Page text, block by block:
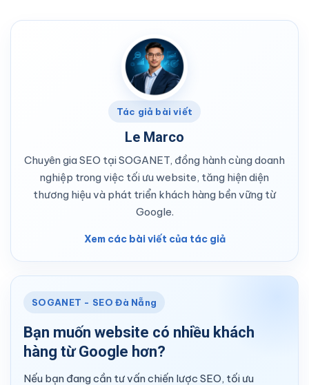
Tác giả bài viết
Le Marco
Chuyên gia SEO tại SOGANET, đồng hành cùng doanh
nghiệp trong việc tối ưu website, tăng hiện diện
thương hiệu và phát triển khách hàng bền vững từ
Google.
Xem các bài viết của tác giả
SOGANET - SEO Đà Nẵng
Bạn muốn website có nhiều khách
hàng từ Google hơn?
Nếu bạn đang cần tư vấn chiến lược SEO, tối ưu